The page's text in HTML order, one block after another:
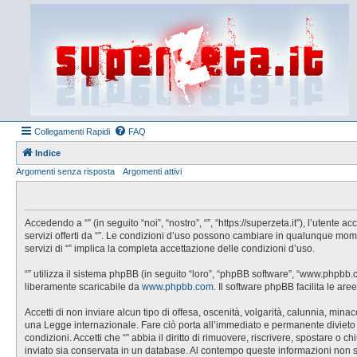
Collegamenti Rapidi FAQ
Indice
Argomenti senza risposta
Argomenti attivi
Accedendo a “” (in seguito “noi”, “nostro”, “”, “https://superzeta.it”),
servizi offerti da “”. Le condizioni d’uso possono cambiare in qualunque
servizi di “” implica la completa accettazione delle condizioni d’uso.
“” utilizza il sistema phpBB (in seguito “loro”, “phpBB software”,
liberamente scaricabile da www.phpbb.com. Il software phpBB facilita le
Accetti di non inviare alcun tipo di offesa, oscenità, volgarità, calunnia,
una Legge internazionale. Fare ciò porta all’immediato e permanente
condizioni. Accetti che “” abbia il diritto di rimuovere, riscrivere, spostare o
inviato sia conservata in un database. Al contempo queste informazioni